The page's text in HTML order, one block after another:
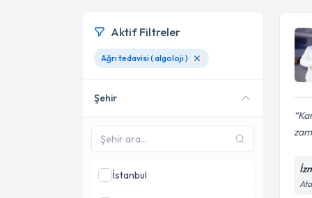
Aktif Filtreler
Ağrı tedavisi ( algoloji )
Şehir
İstanbul